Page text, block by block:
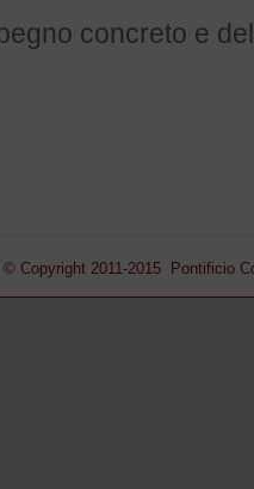
concreto e
© Copyright 2011-2015 Pontificio